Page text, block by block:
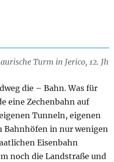
Turm in Jerico, 12. Jh
die – Bahn. Was für
eine Zechenbahn auf
Tunneln, eigenen
Bahnhöfen in nur wenigen
Eisenbahn
noch die Landstraße und